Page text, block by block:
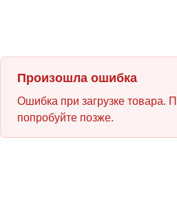
Произошла ошибка
Ошибка при загрузке товара.
попробуйте позже.